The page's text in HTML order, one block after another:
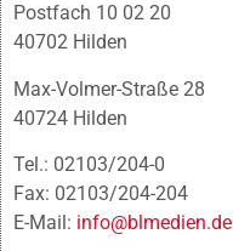
Postfach 10 02 20
40702 Hilden
Max-Volmer-Straße 28
40724 Hilden
Tel.: 02103/204-0
Fax: 02103/204-204
E-Mail: info@blmedien.de